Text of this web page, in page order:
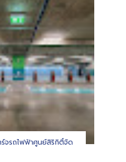
ร์จรถไฟฟ้าศูนย์สิริกิติ์จัด